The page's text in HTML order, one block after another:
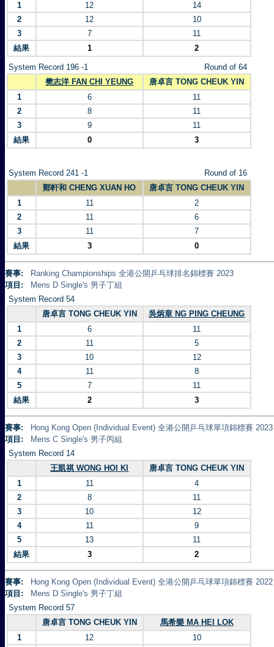
1 12
14
2
12
10
3
7
11
結果
1 2
System Record 196 -1
Round of 64
樊志洋 FAN CHI YEUNG
唐卓言 TONG CHEUK YIN
1
6
11
2
8
11
3
9
11
結果
0 3
System Record 241 -1
Round of 16
鄭軒和 CHENG XUAN HO
唐卓言 TONG CHEUK YIN
1
11
2
2
11
6
3
11
7
結果
3 0
賽事:
Ranking Championships 全港公開乒乓球排名錦標賽 2023
項目:
Mens D Single's 男子丁組
System Record 54
唐卓言 TONG CHEUK YIN
吳炳章 NG PING CHEUNG
1
6
11
2
11
5
3
10
12
4
11
8
5
7
11
結果
2 3
賽事:
Hong Kong Open (Individual Event) 全港公開乒乓球單項錦標賽 2023
項目:
Mens C Single's 男子丙組
System Record 14
王凱祺 WONG HOI KI
唐卓言 TONG CHEUK YIN
1
11
4
2
8
11
3
10
12
4
11
9
5
13
11
結果
3 2
賽事:
Hong Kong Open (Individual Event) 全港公開乒乓球單項錦標賽 2022
項目:
Mens D Single's 男子丁組
System Record 57
唐卓言 TONG CHEUK YIN
馬希樂 MA HEI LOK
1
12 10